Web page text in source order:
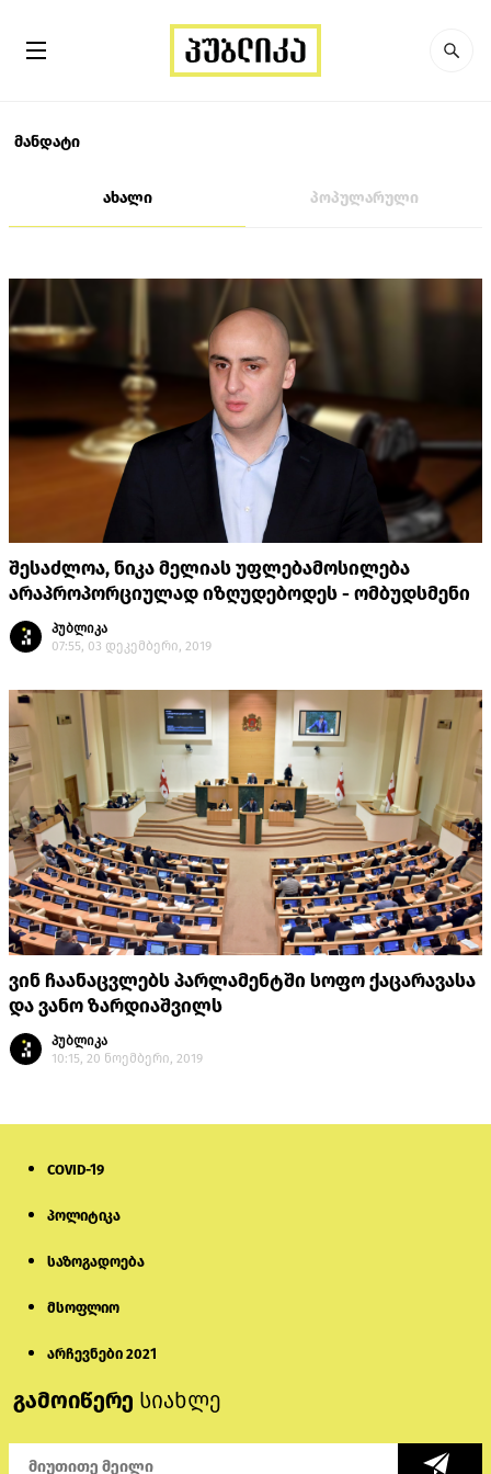
მანდატი
ახალი პოპულარული
შესაძლოა, ნიკა მელიას უფლებამოსილება
არაპროპორციულად იზღუდებოდეს - ომბუდსმენი
პუბლიკა
07:55, 03 დეკემბერი, 2019
ვინ ჩაანაცვლებს პარლამენტში სოფო ქაცარავასა
და ვანო ზარდიაშვილს
პუბლიკა
10:15, 20 ნოემბერი, 2019
COVID-19
პოლიტიკა
საზოგადოება
მსოფლიო
არჩევნები 2021
გამოიწერე სიახლე